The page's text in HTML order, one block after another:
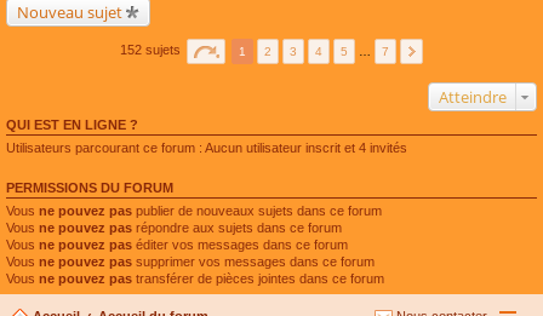
Nouveau sujet
152 sujets 1 2 3 4 5 7
Atteindre
QUI EST EN LIGNE ?
Utilisateurs parcourant ce forum : Aucun utilisateur inscrit et 4 invités
PERMISSIONS DU FORUM
Vous ne pouvez pas publier de nouveaux sujets dans ce forum
Vous ne pouvez pas répondre aux sujets dans ce forum
Vous ne pouvez pas éditer vos messages dans ce forum
Vous ne pouvez pas supprimer vos messages dans ce forum
Vous ne pouvez pas transférer de pièces jointes dans ce forum